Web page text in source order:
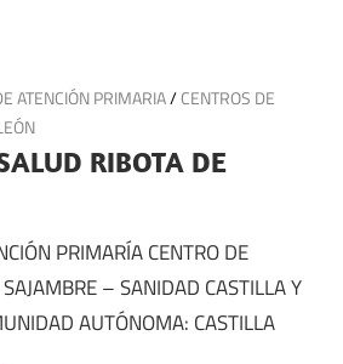
ATENCIÓN PRIMARIA/CENTROS DE
RIBOTA DE
PRIMARÍA CENTRO DE
– SANIDAD CASTILLA Y
AUTÓNOMA: CASTILLA